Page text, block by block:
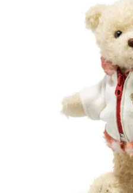
シュタイフ社製品の実物
当店はネット販売ですの
海外からのお取り寄せと
んと届きますか？
ご安心ください！商品は
商品は直接海外から届く
どはかかりますか？
千葉県 U・Y
「ChatGPTを利用した
んを紹
埼玉県
「送られる際にメール
安心感があ